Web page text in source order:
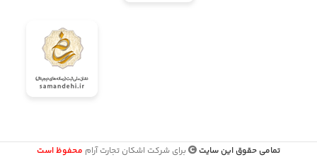
تمامی حقوق این سایت برای شرکت اشکان تجارت آرام محفوظ است